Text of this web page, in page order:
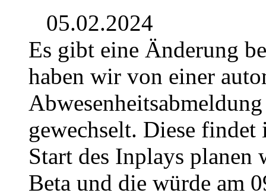
05.02.2024
Es gibt eine Änderung
haben wir von einer
gewechselt. Diese
Start des Inplays
Beta und die würde am